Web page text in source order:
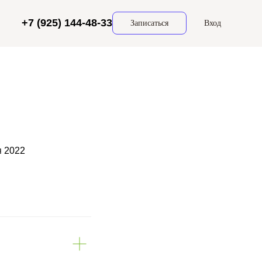
+7 (925) 144-48-33 Записаться Вход
2022